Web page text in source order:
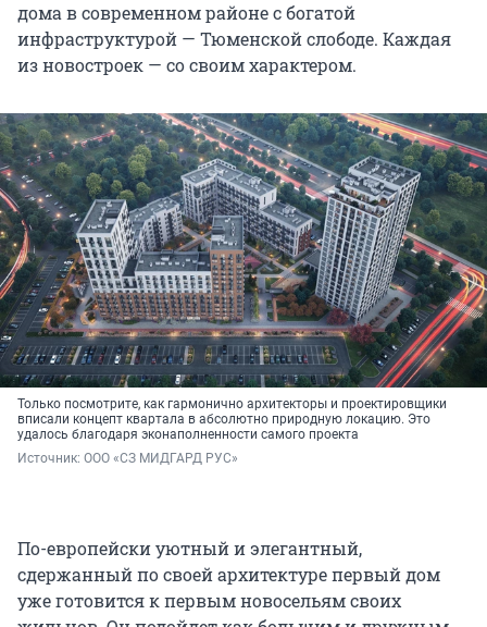
дома в современном районе с богатой
инфраструктурой — Тюменской слободе. Каждая
из новостроек — со своим характером.
Только посмотрите, как гармонично архитекторы и проектировщики
вписали концепт квартала в абсолютно природную локацию. Это
удалось благодаря эконаполненности самого проекта
Источник: ООО «СЗ МИДГАРД РУС»
По-европейски уютный и элегантный,
сдержанный по своей архитектуре первый дом
уже готовится к первым новосельям своих